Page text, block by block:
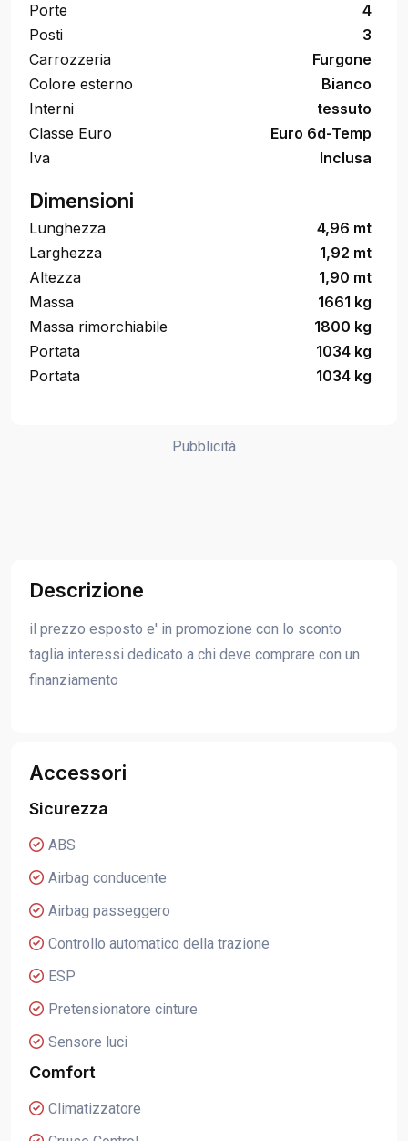
Porte
4
Posti
3
Carrozzeria
Furgone
Colore esterno
Bianco
Interni
tessuto
Classe Euro
Euro 6d-Temp
Iva
Inclusa
Dimensioni
Lunghezza
4,96 mt
Larghezza
1,92 mt
Altezza
1,90 mt
Massa
1661 kg
Massa rimorchiabile
1800 kg
Portata
1034 kg
Portata
1034 kg
Pubblicità
Descrizione
il prezzo esposto e' in promozione con lo sconto
taglia interessi dedicato a chi deve comprare con un
finanziamento
Accessori
Sicurezza
ABS
Airbag conducente
Airbag passeggero
Controllo automatico della trazione
ESP
Pretensionatore cinture
Sensore luci
Comfort
Climatizzatore